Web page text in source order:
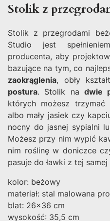
Stolik z
Stolik z przegrodami
Studio jest
producenta, aby
bazujące na tym, co
zaokrąglenia, obły
postura. Stolik na dwie
których możesz trzymać
albo mały jasiek czy
nocny do jasnej sypialni
Możesz przy nim wypić
nim roślinę w doniczce
pasuje do ławki z tej
kolor: beżowy
materiał: stal malowana
blat: 26x36 cm
wysokość: 35,5 cm